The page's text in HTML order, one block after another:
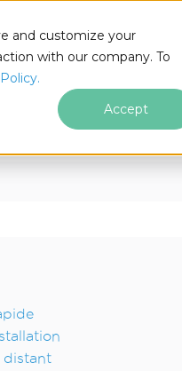
and customize your
with our company. To
Accept
distant